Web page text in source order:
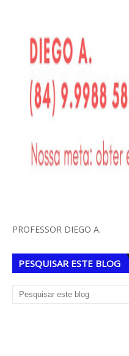
PROFESSOR DIEGO A.
PESQUISAR ESTE BLOG